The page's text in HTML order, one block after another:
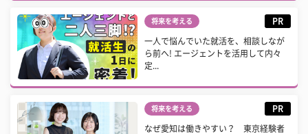
将来を考える PR
一人で悩んでいた就活を、相談しなが
ら前へ! エージェントを活用して内々
定...
将来を考える PR
なぜ愛知は働きやすい？ 東京経験者